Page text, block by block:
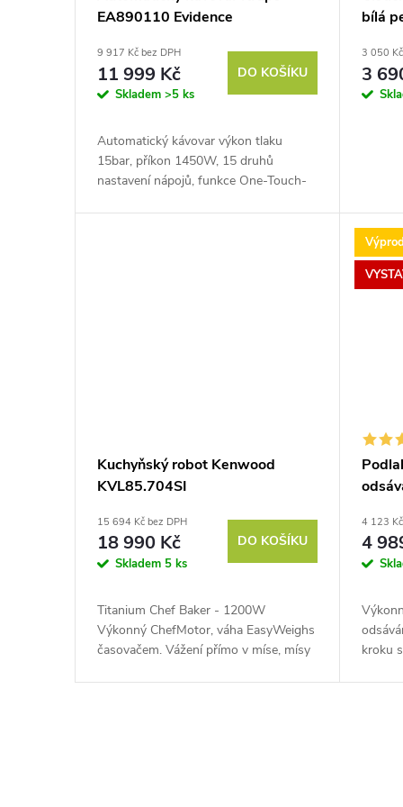
k
EA890110 Evidence
9 917 Kč bez DPH
11 999 Kč
Skladem >5 ks
DO KOŠÍKU
Automatický kávovar výkon tlaku
15bar, příkon 1450W, 15 druhů
nastavení nápojů, funkce One-Touch-
bílá
3 050
3
Kuchyňský robot Kenwood
KVL85.704SI
15 694 Kč bez DPH
18 990 Kč
Skladem 5 ks
DO KOŠÍKU
Titanium Chef Baker - 1200W
Výkonný ChefMotor, váha EasyWeighs
časovačem. Vážení přímo v míse, mísy
4 123
4
kroku